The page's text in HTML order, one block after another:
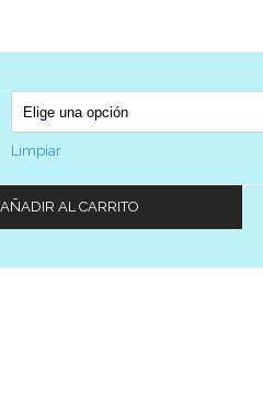
Limpiar
AÑADIR AL CARRITO